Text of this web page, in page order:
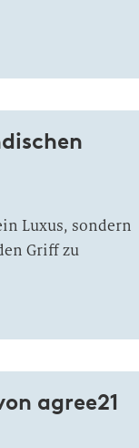
Luxus, sondern
Griff zu
agree21